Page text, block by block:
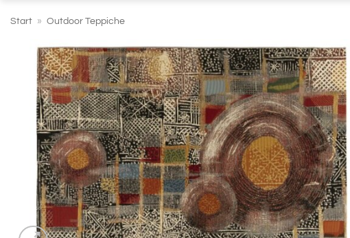
Start » Outdoor Teppiche